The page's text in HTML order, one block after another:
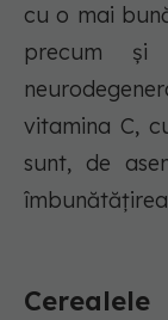
cu o mai
precum
vitamina C,
sunt, de